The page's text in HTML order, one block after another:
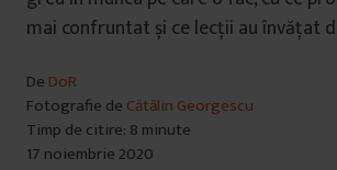
mai confruntat și ce lecții au învățat
De DoR
Fotografie de Cătălin Georgescu
Timp de citire: 8 minute
17 noiembrie 2020